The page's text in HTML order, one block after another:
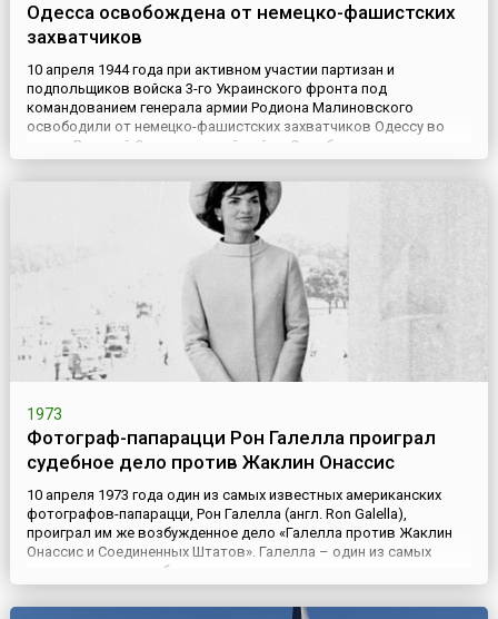
Одесса освобождена от немецко-фашистских
захватчиков
10 апреля 1944 года при активном участии партизан и
подпольщиков войска 3-го Украинского фронта под
командованием генерала армии Родиона Малиновского
освободили от немецко-фашистских захватчиков Одессу во
время Великой Отечественной войны.Освобождение города
явилось частью наступательной операции, проведенной
советскими войсками 3-го Украинского фронта при содействии
сил Черноморского флота 26...
1973
Фотограф-папарацци Рон Галелла проиграл
судебное дело против Жаклин Онассис
10 апреля 1973 года один из самых известных американских
фотографов-папарацци, Рон Галелла (англ. Ron Galella),
проиграл им же возбужденное дело «Галелла против Жаклин
Онассис и Соединенных Штатов». Галелла – один из самых
знаменитых, самых богатых, ну и, конечно, самых ненавистых
папарацци в Америке.Дело было построено на том, что Галелла
обвинял вдову президента США Джона Кеннеди в том, что ...